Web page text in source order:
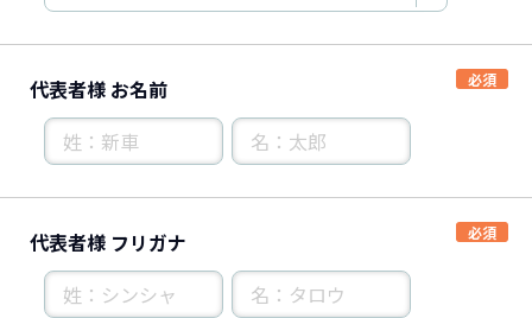
代表者様 お名前
代表者様 フリガナ